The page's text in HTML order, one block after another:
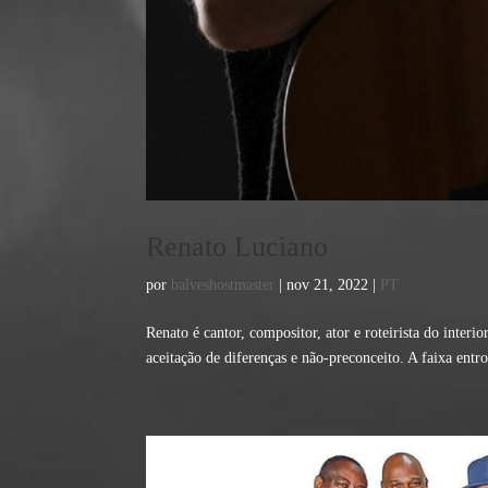
por balveshostmaster |nov 21, 2022 PT
Renato é cantor, compositor, ator e roteirista do
aceitação de diferenças e não-preconceito. A faixa